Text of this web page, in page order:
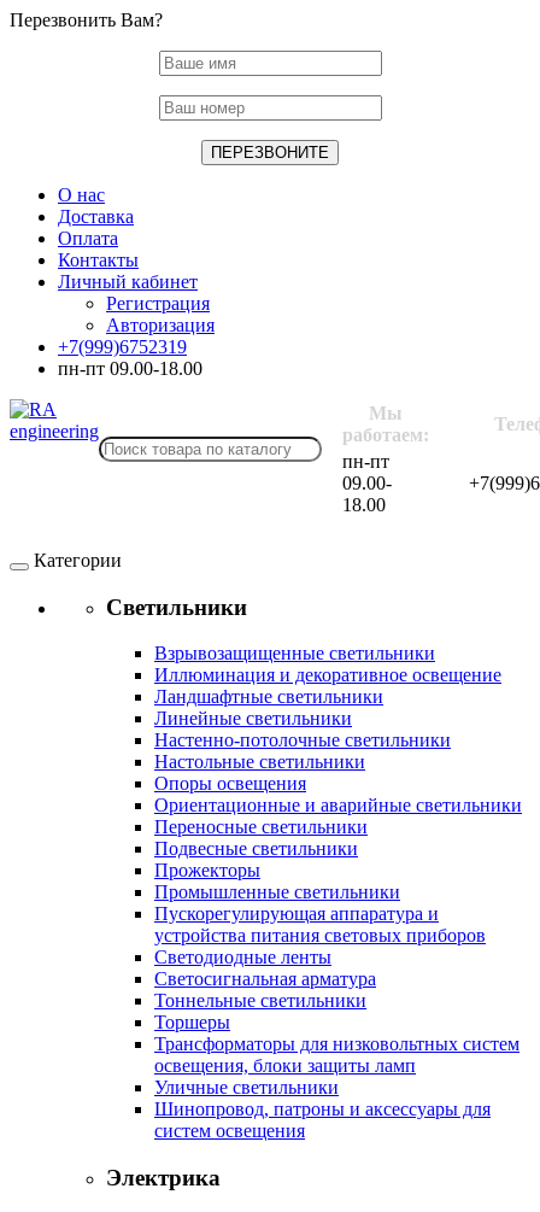
Перезвонить Вам?
О нас
Доставка
Оплата
Контакты
Личный кабинет
Регистрация
Авторизация
+7(999)6752319
пн-пт 09.00-18.00
Мы
работаем:
пн-пт
09.00-
18.00
Категории
Светильники
Взрывозащищенные светильники
Иллюминация и декоративное освещение
Ландшафтные светильники
Линейные светильники
Настенно-потолочные светильники
Настольные светильники
Опоры освещения
Ориентационные и аварийные светильники
Переносные светильники
Подвесные светильники
Прожекторы
Промышленные светильники
Пускорегулирующая аппаратура и
устройства питания световых приборов
Светодиодные ленты
Светосигнальная арматура
Тоннельные светильники
Торшеры
Трансформаторы для низковольтных систем
освещения, блоки защиты ламп
Уличные светильники
Шинопровод, патроны и аксессуары для
систем освещения
Электрика